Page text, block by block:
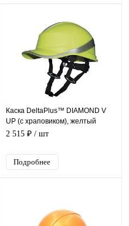
Каска DeltaPlus™ DIAMOND V
UP (с храповиком), желтый
2 515 ₽ / шт
Подробнее